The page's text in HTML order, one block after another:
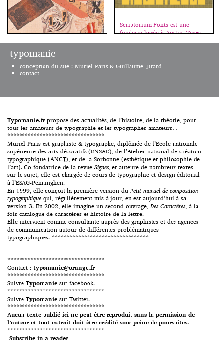
Le Dadaïsme puise sa force dans
la culture du non-sens, dans
l’ironie élevée au niveau de
langage, c’est pour découvrir
principes radicalement
nouveaux. Après la
démystification, peut naître
l’exploration progressive. Les
images et les textes dadas
montrent […]
Scriptorium Fonts est une
fonderie basée à Austin, Texas,
numérique est spécialisée dans
les adaptations de lettrages à la
Mucha, William Morris, Willy
comprend actuellement plus
[…]
typomanie
conception du site : Muriel Paris & Guillaume Tirard
contact
Typomanie.fr propose des actualités, de l’histoire, de la théorie, pour
tous les amateurs de typographie et les typographes-amateurs…
*********************************
Muriel Paris est graphiste & typographe, diplômée de l’Ecole nationale
supérieure des arts décoratifs (ENSAD), de l’Atelier national de création
typographique (ANCT), et de la Sorbonne (esthétique et philosophie de
l’art). Co-fondatrice de la revue Signes, et auteure de nombreux textes
sur le sujet, elle est chargée de cours de typographie et design éditorial
à l’ESAG-Penninghen.
En 1999, elle conçoit la première version duPetit manuel de composition
typographique qui, régulièrement mis à jour, en est aujourd’hui à sa
version 3. En 2002, elle imagine un second ouvrage, Des Caractères, à la
fois catalogue de caractères et histoire de la lettre.
Elle intervient comme consultante auprès des graphistes et des agences
de communication autour de différentes problématiques
typographiques. *********************************
*********************************
Contact : typomanie@orange.fr
*********************************
Suivre Typomanie sur facebook.
*********************************
Suivre Typomanie sur Twitter.
*********************************
Aucun texte publié ici ne peut être reproduit sans la permission de
l’auteur et tout extrait doit être crédité sous peine de poursuites.
*********************************
Subscribe in a reader